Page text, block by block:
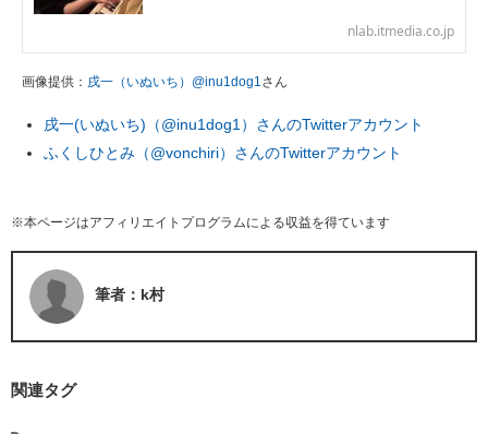
nlab.itmedia.co.jp
画像提供： 戌一（いぬいち）@inu1dog1さん
戌一(いぬいち)（@inu1dog1）さんのTwitterアカウント
ふくしひとみ（@vonchiri）さんのTwitterアカウント
※本ページはアフィリエイトプログラムによる収益を得ています
筆者：k村
関連タグ